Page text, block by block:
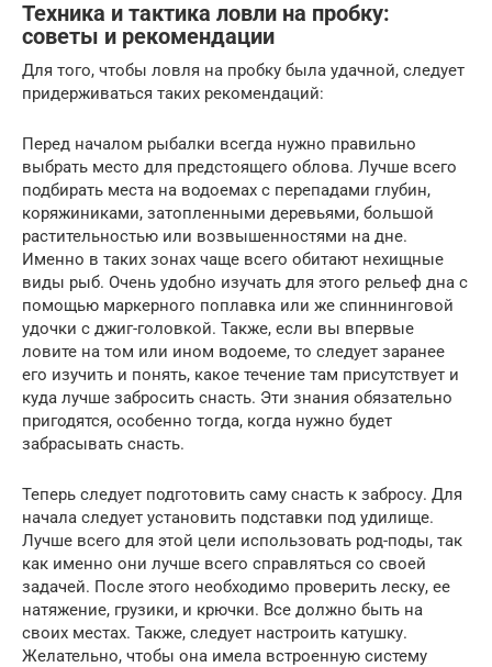
Техника и тактика ловли на пробку:
советы и рекомендации
Для того, чтобы ловля на пробку была удачной, следует
придерживаться таких рекомендаций:
Перед началом рыбалки всегда нужно правильно
выбрать место для предстоящего облова. Лучше всего
подбирать места на водоемах с перепадами глубин,
коряжиниками, затопленными деревьями, большой
растительностью или возвышенностями на дне.
Именно в таких зонах чаще всего обитают нехищные
виды рыб. Очень удобно изучать для этого рельеф дна с
помощью маркерного поплавка или же спиннинговой
удочки с джиг-головкой. Также, если вы впервые
ловите на том или ином водоеме, то следует заранее
его изучить и понять, какое течение там присутствует и
куда лучше забросить снасть. Эти знания обязательно
пригодятся, особенно тогда, когда нужно будет
забрасывать снасть.
Теперь следует подготовить саму снасть к забросу. Для
начала следует установить подставки под удилище.
Лучше всего для этой цели использовать род-поды, так
как именно они лучше всего справляться со своей
задачей. После этого необходимо проверить леску, ее
натяжение, грузики, и крючки. Все должно быть на
своих местах. Также, следует настроить катушку.
Желательно, чтобы она имела встроенную систему